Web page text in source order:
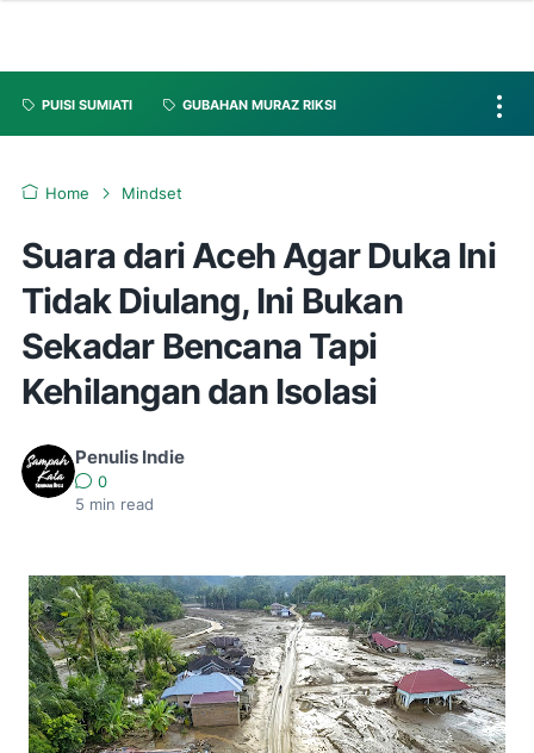
PUISI SUMIATI GUBAHAN MURAZ RIKSI
Home Mindset
Suara dari Aceh Agar Duka Ini
Tidak Diulang, Ini Bukan
Sekadar Bencana Tapi
Kehilangan dan Isolasi
Penulis Indie
0
5 min read